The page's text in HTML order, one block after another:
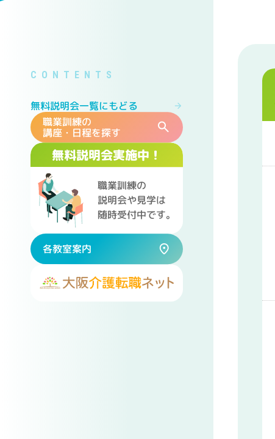
無料説明会一覧にもどる
職業訓練の
講座・日程を探す
無料説明会実施中！
職業訓練の
説明会や見学は
随時受付中です。
各教室案内